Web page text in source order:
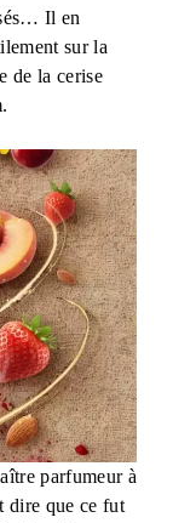
Il en
sur la
de la cerise
parfumeur à
dire que ce fut